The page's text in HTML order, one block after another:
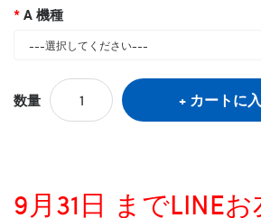
A 機種
数量 カートに
9月31日 までLINE